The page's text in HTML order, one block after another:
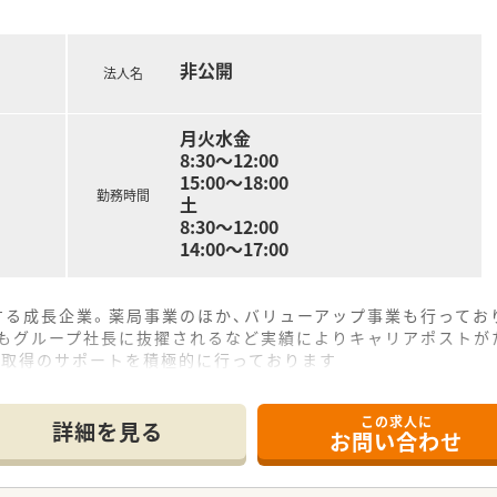
法人名 非公開
勤務時間
月火水金
8:30～12:00
15:00～18:00
土
8:30～12:00
14:00～17:00
成長企業。薬局事業のほか、バリューアップ事業も行ってお
ループ社長に抜擢されるなど実績によりキャリアポスト
得のサポートを積極的に行っております
詳細を見る この求人に
お問い合わせ